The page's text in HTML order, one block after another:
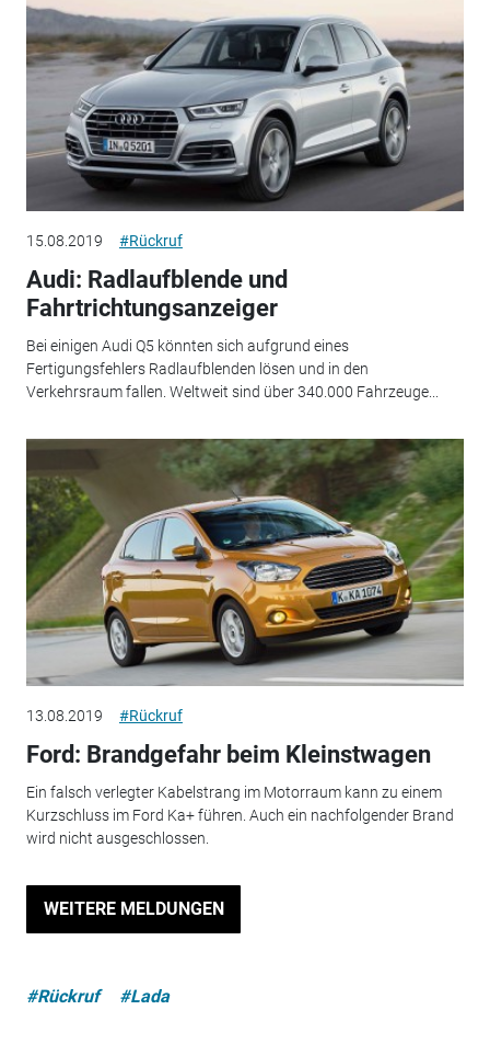
15.08.2019 #Rückruf
Audi: Radlaufblende und
Fahrtrichtungsanzeiger
Bei einigen Audi Q5 könnten sich aufgrund eines
Fertigungsfehlers Radlaufblenden lösen und in den
Verkehrsraum fallen. Weltweit sind über 340.000 Fahrzeuge...
13.08.2019 #Rückruf
Ford: Brandgefahr beim Kleinstwagen
Ein falsch verlegter Kabelstrang im Motorraum kann zu einem
Kurzschluss im Ford Ka+ führen. Auch ein nachfolgender Brand
wird nicht ausgeschlossen.
WEITERE MELDUNGEN
#Rückruf #Lada